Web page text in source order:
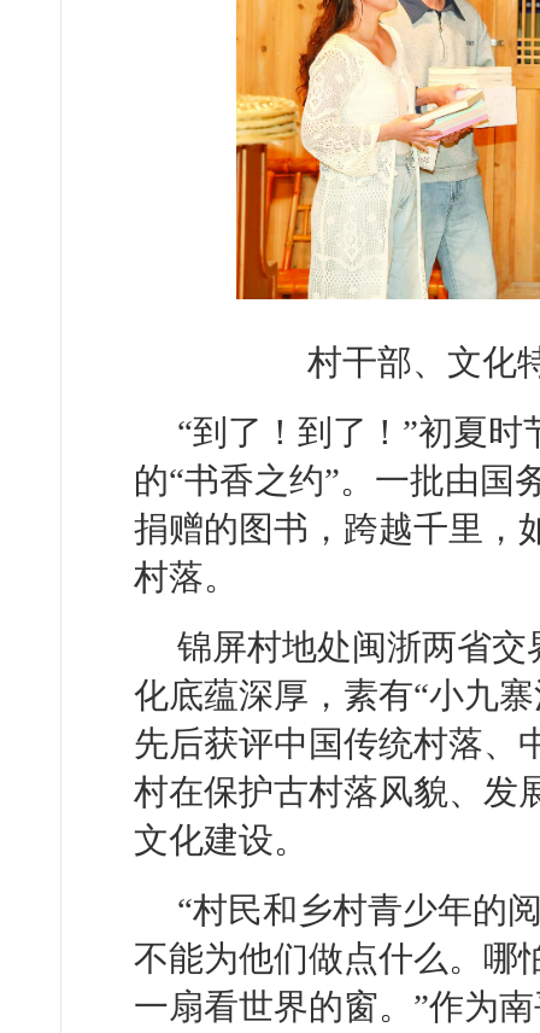
村干部、文化
“到了！到了！”初夏
的“书香之约”。一批由国
捐赠的图书，跨越千里，
村落。
锦屏村地处闽浙两省
化底蕴深厚，素有“小九
先后获评‌中国传统村落‌、‌
村在保护古村落风貌、发
文化建设。
“村民和乡村青少年的
不能为他们做点什么。哪
一扇看世界的窗。”作为